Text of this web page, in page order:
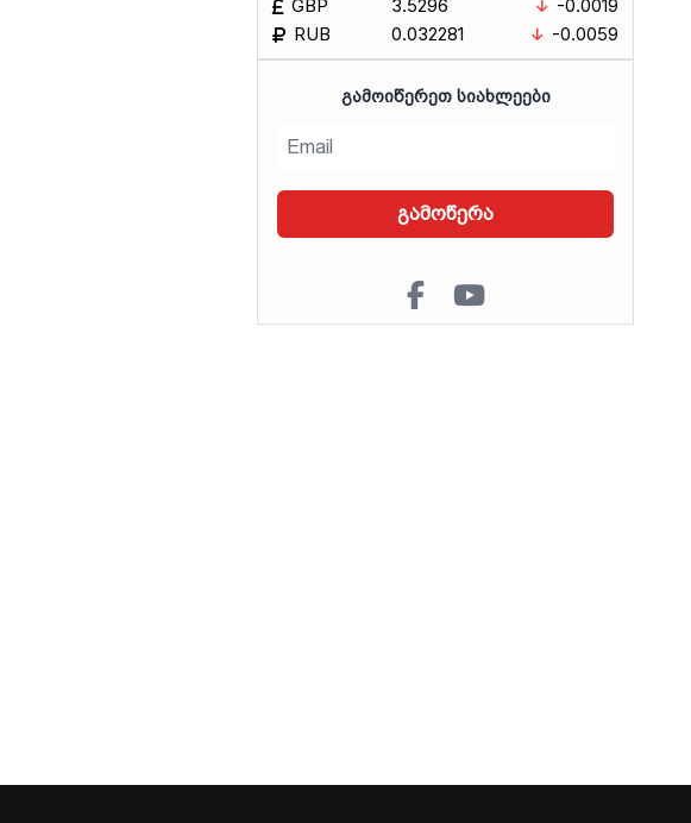
GBP
RUB
3.5296
0.032281
-0.0019
-0.0059
ᲒᲐᲛᲝᲘᲬᲔᲠᲔᲗ ᲡᲘᲐᲮᲚᲔᲔᲑᲘ
გამოწერა